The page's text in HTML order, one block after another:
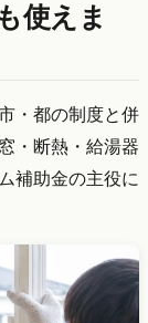
使えま
・都の制度と併
・断熱・給湯器
補助金の主役に